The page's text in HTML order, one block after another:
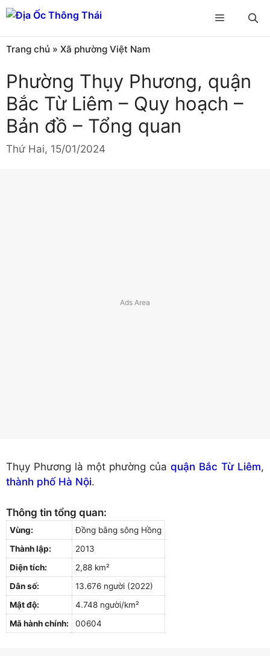
Chuyển
đến
nội
dung
Menu
Trang chủ » Xã phường Việt Nam
Phường Thụy Phương, quận
Bắc Từ Liêm – Quy hoạch –
Bản đồ – Tổng quan
Thứ Hai, 15/01/2024
Thụy Phương là một phường của quận Bắc Từ Liêm,
thành phố Hà Nội.
Thông tin tổng quan:
Vùng:
Đồng bằng sông Hồng
Thành lập:
2013
Diện tích:
2,88 km²
Dân số:
13.676 người (2022)
Mật độ:
4.748 người/km²
Mã hành chính:
00604